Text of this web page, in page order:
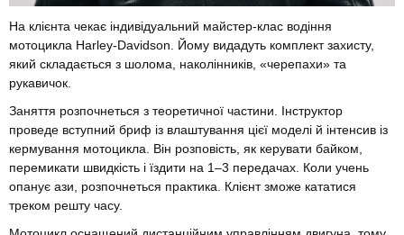
На клієнта чекає індивідуальний майстер-клас водіння
мотоцикла Harley-Davidson. Йому видадуть комплект захисту,
який складається з шолома, наколінників, «черепахи» та
рукавичок.
Заняття розпочнеться з теоретичної частини. Інструктор
проведе вступний бриф із влаштування цієї моделі й інтенсив із
кермування мотоцикла. Він розповість, як керувати байком,
перемикати швидкість і їздити на 1–3 передачах. Коли учень
опанує ази, розпочнеться практика. Клієнт зможе кататися
треком решту часу.